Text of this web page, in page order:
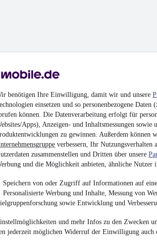
benötigen Ihre Einwilligung, damit wir und unsere
einsetzen und so personenbezogene
können. Die Datenverarbeitung erfolgt für
Apps), Anzeigen- und Inhaltsmessungen
zu gewinnen. Außerdem können
verbessern, Ihr Nutzungsverhalten
zusammenstellen und Dritten über unsere
und die Möglichkeit anbieten, ähnliche Nutzer
Speichern von oder Zugriff auf Informationen auf
Personalisierte Werbung und Inhalte, Messung von
sowie Entwicklung und
und mehr Infos zu den Zwecken
jederzeit möglichen Widerruf der Einwilligung auch
wie beschrieben
Umgang